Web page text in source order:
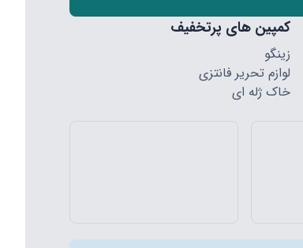
کمپین های پرتخفیف
زینگو
لوازم تحریر فانتزی
خاک ژله ای